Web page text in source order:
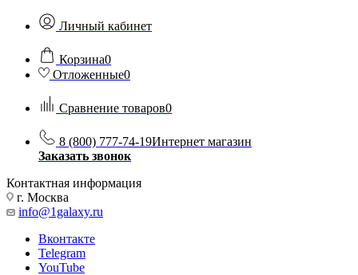
Личный кабинет
Корзина0
Отложенные0
Сравнение товаров0
8 (800) 777-74-19Интернет магазин
Заказать звонок
Контактная информация
г. Москва
info@1galaxy.ru
Вконтакте
Telegram
YouTube